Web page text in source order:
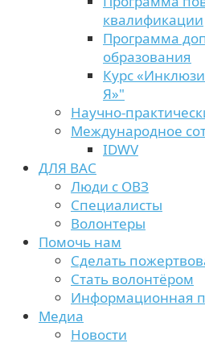
квалификации
Программа
образования
Курс
Я»"
Научно-
Международное
IDWV
ДЛЯ ВАС
Люди с ОВЗ
Специалисты
Волонтеры
Помочь нам
Сделать
Стать волонтёром
Информационная
Медиа
Новости